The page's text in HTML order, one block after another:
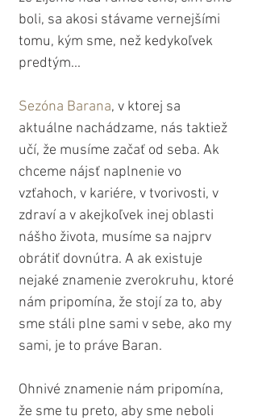
boli, sa akosi stávame vernejšími
tomu, kým sme, než kedykoľvek
predtým...
Sezóna Barana, v ktorej sa
aktuálne nachádzame, nás taktiež
učí, že musíme začať od seba. Ak
chceme nájsť naplnenie vo
vzťahoch, v kariére, v tvorivosti, v
zdraví a v akejkoľvek inej oblasti
nášho života, musíme sa najprv
obrátiť dovnútra. A ak existuje
nejaké znamenie zverokruhu, ktoré
nám pripomína, že stojí za to, aby
sme stáli plne sami v sebe, ako my
sami, je to práve Baran.
Ohnivé znamenie nám pripomína,
že sme tu preto, aby sme neboli